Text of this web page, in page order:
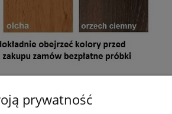
instrukcja montażu oraz dokument
na życzenie faktura VAT).
prywatność